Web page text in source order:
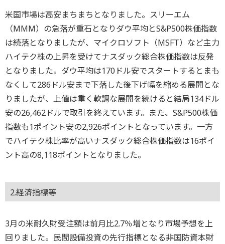
米国市場は高安まちまちとなりました。スリーエム
（MMM）の急落が重石となりダウ平均とS&P500株価指数
は続落となりましたが、マイクロソフト（MSFT）など主力
ハイテク株の上昇を受けてナスダック総合株価指数は反発
となりました。ダウ平均は170ドル安でスタートするとまも
なくして286ドル安まで下落した後下げ幅を縮める展開とな
りましたが、上値は重く軟調な展開を続けると結局134ドル
安の26,462ドルで取引を終えています。また、S&P500株価
指数も1ポイント安の2,926ポイントとなっています。一方
でハイテク株比率が高いナスダック総合株価指数は16ポイ
ント高の8,118ポイントとなりました。
2.経済指標等
3月の米耐久財受注額は前月比2.7％増となり市場予想を上
回りました。民間設備投資の先行指標となる非国防資本財